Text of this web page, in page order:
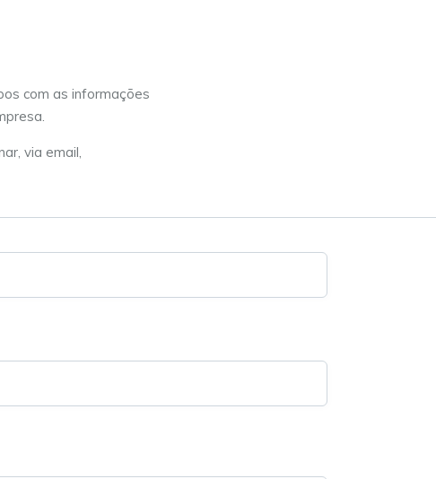
com as informações
via email,